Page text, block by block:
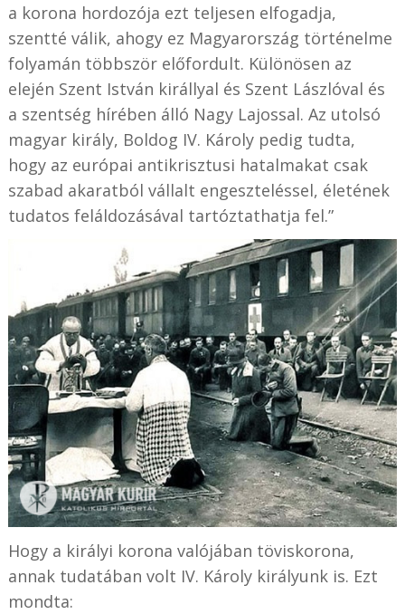
a korona hordozója ezt teljesen elfogadja,
szentté válik, ahogy ez Magyarország történelme
folyamán többször előfordult. Különösen az
elején Szent István királlyal és Szent Lászlóval és
a szentség hírében álló Nagy Lajossal. Az utolsó
magyar király, Boldog IV. Károly pedig tudta,
hogy az európai antikrisztusi hatalmakat csak
szabad akaratból vállalt engeszteléssel, életének
tudatos feláldozásával tartóztathatja fel.”
Hogy a királyi korona valójában töviskorona,
annak tudatában volt IV. Károly királyunk is. Ezt
mondta: